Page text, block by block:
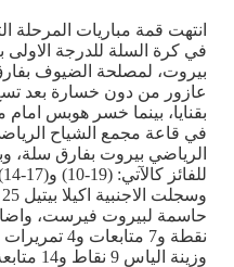
انتهت قمة مباريات المرحلة
في كرة السلة للدرجة
بيروت، لمصلحة الضيوف
عازور من دون خسارة بعد
بقنايا، بينما خسر هوبس امام
في قاعة مجمع الشياح
للفائز كالآتي: (19-10) و(17-14) و(13-23) و(14-14).
وزينة الياس 9 نقاط و14 متابعة و3 كرات مسروقة.